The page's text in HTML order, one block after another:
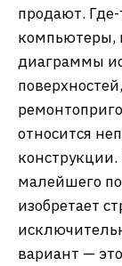
продают. Где-
компьютеры,
диаграммы
относится
малейшего
изобретает
вариант —